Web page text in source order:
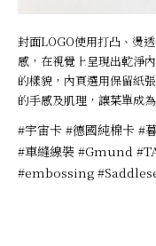
封面LOGO使用打凸、燙
感，在視覺上呈現出乾淨
的樣貌，內頁選用保留紙
的手感及肌理，讓菜單成
#宇宙卡 #德國純棉卡 #
#車縫線裝 #Gmund
#embossing